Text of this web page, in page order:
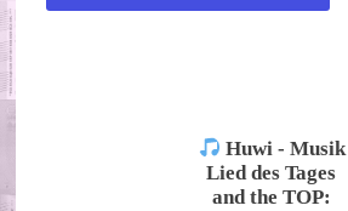
Huwi - Musik
Lied des Tages
and the TOP: